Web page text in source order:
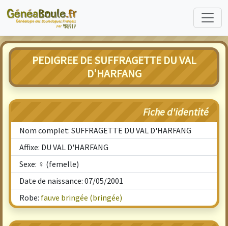
PEDIGREE DE SUFFRAGETTE DU VAL
D'HARFANG
Fiche d'identité
Nom complet: SUFFRAGETTE DU VAL D'HARFANG
Affixe: DU VAL D'HARFANG
Sexe: ♀ (femelle)
Date de naissance: 07/05/2001
Robe: fauve bringée (bringée)